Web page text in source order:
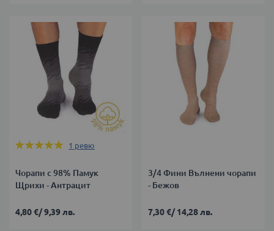
Оценка:
1 ревю
Чорапи с 98% Памук
Щрихи - Антрацит
4,80 €/9,39 лв.
3/4 Фини Вълнени чорапи
- Бежов
7,30 €/14,28 лв.